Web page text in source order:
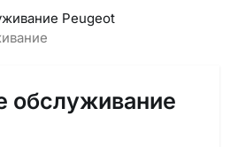
Peugeot
обслуживание